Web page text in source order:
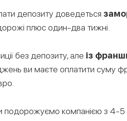
депозиту доведеться
плюс один-два тижні.
без депозиту, але із
ви маєте оплатити суму
подорожуємо компанією з 4-5